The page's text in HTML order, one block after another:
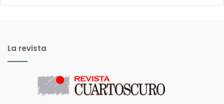
La revista